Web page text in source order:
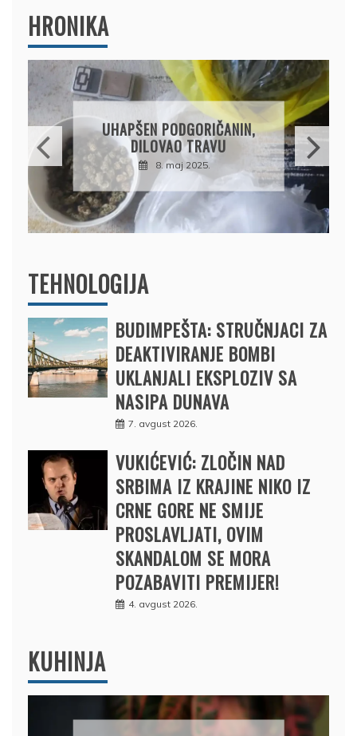
HRONIKA
DRŽAVLJANIN RUSIJE
OSUMNJIČEN DA JE
PRODAO TUĐI BMW,
DRŽAVU NAPUSTIO
BRODOM
12. februar 2025.
TEHNOLOGIJA
BUDIMPEŠTA: STRUČNJACI ZA
DEAKTIVIRANJE BOMBI
UKLANJALI EKSPLOZIV SA
NASIPA DUNAVA
7. avgust 2026.
VUKIĆEVIĆ: ZLOČIN NAD
SRBIMA IZ KRAJINE NIKO IZ
CRNE GORE NE SMIJE
PROSLAVLJATI, OVIM
SKANDALOM SE MORA
POZABAVITI PREMIJER!
4. avgust 2026.
KUHINJA